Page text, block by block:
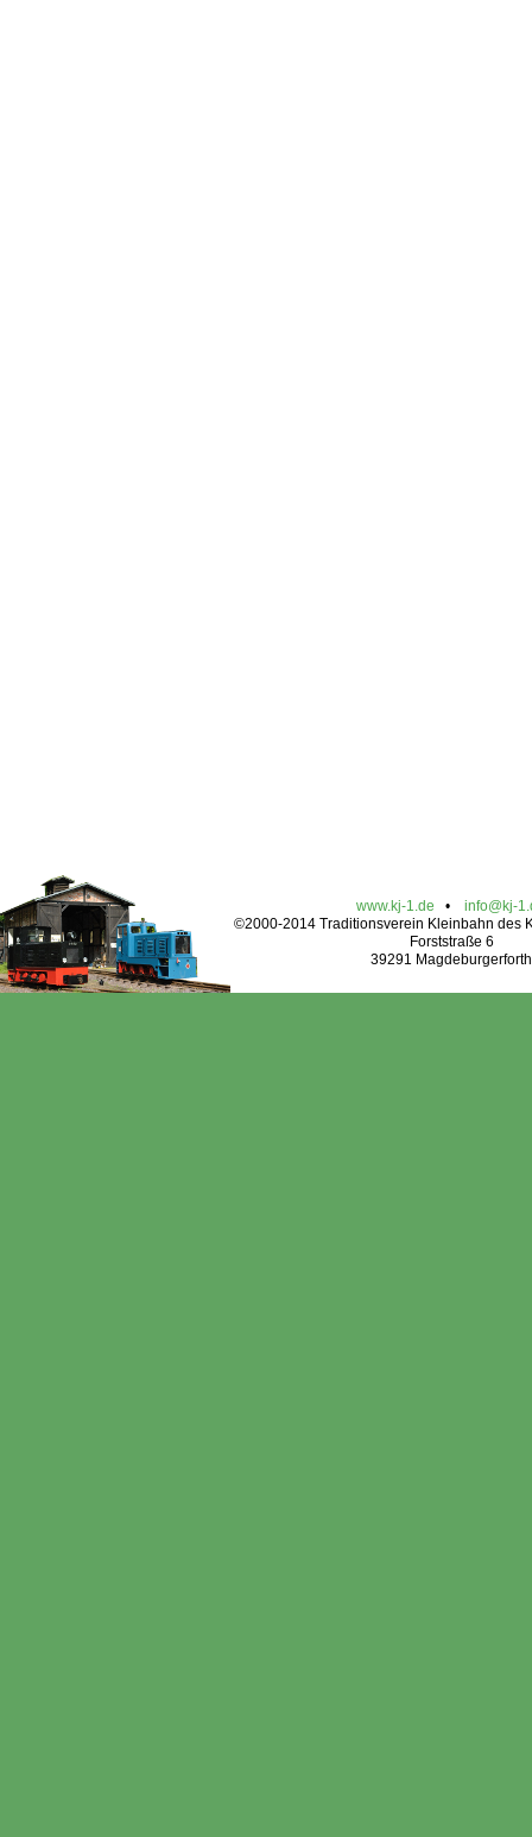
www.kj-1.de • info@kj-
©2000-2014 Traditionsverein Kleinbahn des
Forststraße 6
39291 Magdeburgerforth